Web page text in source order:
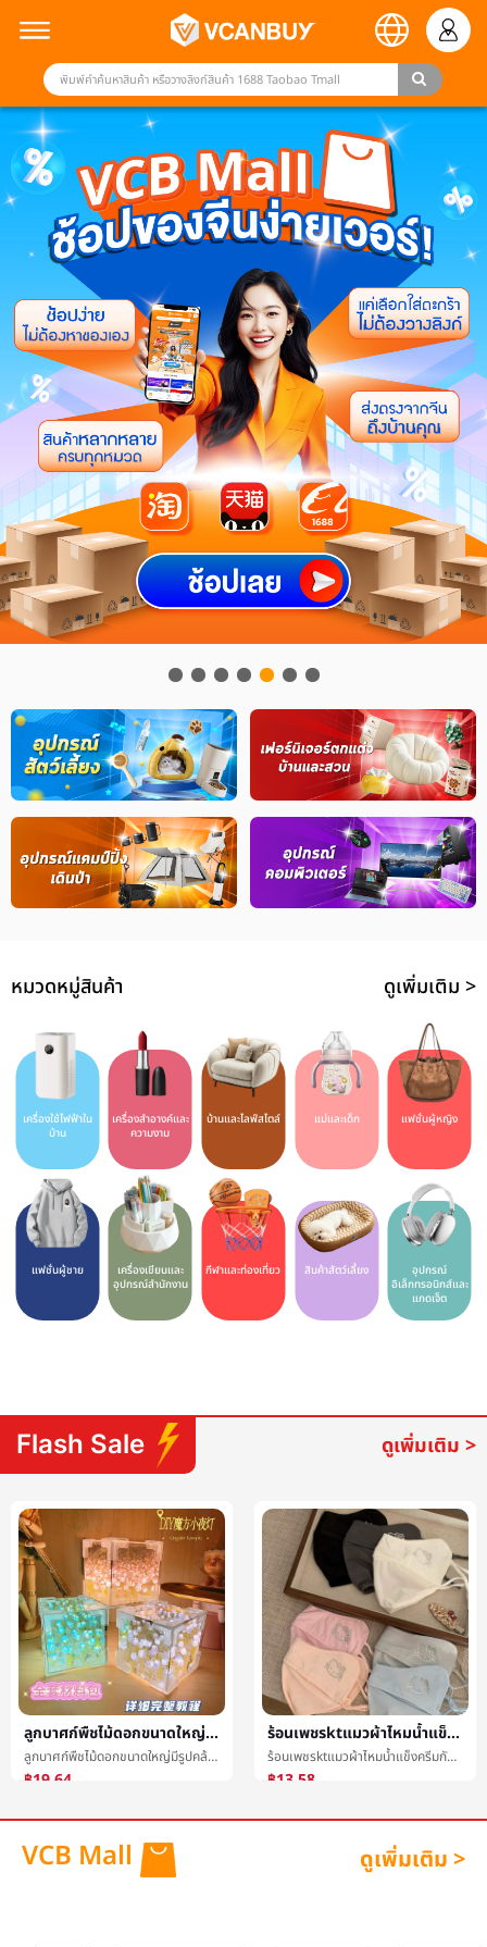
หมวดหมู่สินค้า ดูเพิ่มเติม >
เครื่องใช้ไฟฟ้าใน
บ้าน
เครื่องสำอางค์และ
ความงาม
บ้านและไลฟ์สไตล์ แม่และเด็ก แฟชั่นผู้หญิง
แฟชั่นผู้ชาย
เครื่องเขียนและ
อุปกรณ์สำนักงาน
กีฬาและท่องเที่ยว สินค้าสัตว์เลี้ยง
อุปกรณ์
อิเล็กทรอนิกส์และ
แกดเจ็ต
Flash Sale ดูเพิ่มเติม >
ลูกบาศก์พืชไม้ดอกขนาดใหญ่มีรูปคล้ายถ้วยหรือระฆังเทียนจุดนอนหรือโคมสำหรับจุดนอนDIYสีแดงหนังสือด้วยย่อหน้าลูกบาศก์เทียนจุดนอนหรือโคมสำหรับจุดนอนความคิดสร้างสรรค์ของขวัญลูกบาศก์เทียนจุดนอนหรือโคมสำหรับจุดนอน
ลูกบาศก์พืชไม้ดอกขนาดใหญ่มีรูปคล้ายถ้วยหรือระฆังเทียนจุดนอนหรือโคมสำหรับจุดนอนDIYสีแดงหนังสือด้วยย่อหน้าลูกบาศก์เทียนจุดนอนหรือโคมสำหรับจุดนอนความคิดสร้างสรรค์ของขวัญลูกบาศก์เทียนจุดนอนหรือโคมสำหรับจุดนอน
฿19.64
ร้อนเพชรktแมวผ้าไหมน้ำแข็งครีมกันแดดระบายอากาศได้ดีป้องกันCanthusมาสก์หญิงฤดูร้อนสูงสีมูลค่าต่อต้านอัลตราไวโอเลตร่มเงาหน้ากาก
ร้อนเพชรktแมวผ้าไหมน้ำแข็งครีมกันแดดระบายอากาศได้ดีป้องกันCanthusมาสก์หญิงฤดูร้อนสูงสีมูลค่าต่อต้านอัลตราไวโอเลตร่มเงาหน้ากาก
฿13.58
VCB Mall ดูเพิ่มเติม >